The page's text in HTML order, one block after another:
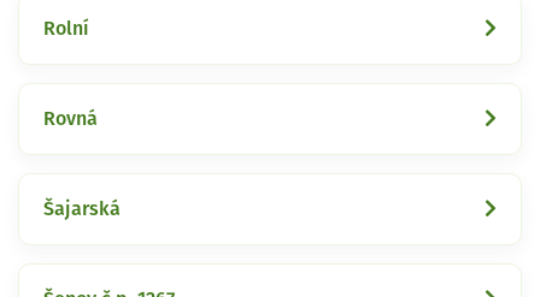
Rolní
Rovná
Šajarská